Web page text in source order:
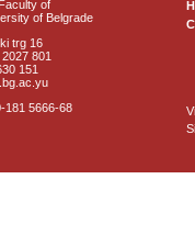
of
of Belgrade
trg 16
801
151
181 5666-68